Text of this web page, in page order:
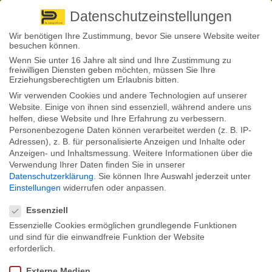
+ 49 3501 528571 |
Back to News
24
Sep.
Stephan Fröhlich
Professionelle Zahnreinigung:
Gesetzliche Kassen leisten nur
geringe Zuschüsse
Eine professionelle Zahnreinigung ist teuer. Als
Kassenleistung gilt sie nicht, jedoch beteiligen sich viele
Maklerunternehmens zeigt nun aber: Zuschüsse sind oft
Datenschutzeinstellungen
Wir benötigen Ihre Zustimmung, bevor Sie unsere Website weiter
besuchen können.
Wenn Sie unter 16 Jahre alt sind und Ihre Zustimmung zu
freiwilligen Diensten geben möchten, müssen Sie Ihre
Erziehungsberechtigten um Erlaubnis bitten.
Wir verwenden Cookies und andere Technologien auf unserer
Website. Einige von ihnen sind essenziell, während andere uns
helfen, diese Website und Ihre Erfahrung zu verbessern.
Personenbezogene Daten können verarbeitet werden (z. B. IP-
Adressen), z. B. für personalisierte Anzeigen und Inhalte oder
Anzeigen- und Inhaltsmessung. Weitere Informationen über die
Verwendung Ihrer Daten finden Sie in unserer
Datenschutzerklärung
Sie können Ihre Auswahl jederzeit unter
Einstellungen widerrufen oder anpassen.
Essenziell
Essenzielle Cookies ermöglichen grundlegende Funktionen
und sind für die einwandfreie Funktion der Website
erforderlich.